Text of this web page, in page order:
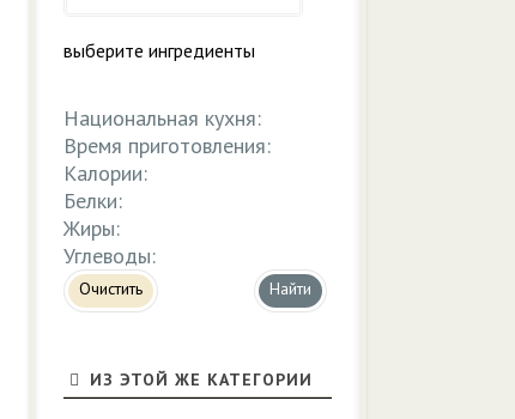
выберите ингредиенты
Национальная кухня:
Время приготовления:
Калории:
Белки:
Жиры:
Углеводы:
Очистить
ИЗ ЭТОЙ ЖЕ КАТЕГОРИИ